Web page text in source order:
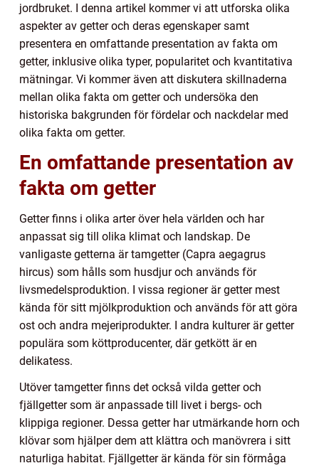
jordbruket. I denna artikel kommer vi att utforska olika
aspekter av getter och deras egenskaper samt
presentera en omfattande presentation av fakta om
getter, inklusive olika typer, popularitet och kvantitativa
mätningar. Vi kommer även att diskutera skillnaderna
mellan olika fakta om getter och undersöka den
historiska bakgrunden för fördelar och nackdelar med
olika fakta om getter.
En omfattande presentation av
fakta om getter
Getter finns i olika arter över hela världen och har
anpassat sig till olika klimat och landskap. De
vanligaste getterna är tamgetter (Capra aegagrus
hircus) som hålls som husdjur och används för
livsmedelsproduktion. I vissa regioner är getter mest
kända för sitt mjölkproduktion och används för att göra
ost och andra mejeriprodukter. I andra kulturer är getter
populära som köttproducenter, där getkött är en
delikatess.
Utöver tamgetter finns det också vilda getter och
fjällgetter som är anpassade till livet i bergs- och
klippiga regioner. Dessa getter har utmärkande horn och
klövar som hjälper dem att klättra och manövrera i sitt
naturliga habitat. Fjällgetter är kända för sin förmåga